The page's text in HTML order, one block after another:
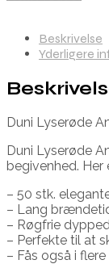
Beskrivelse
Yderligere
Duni Lyserøde
Duni Lyserøde
begivenhed. Her
– 50 stk.
– Lang
– Røgfrie
– Perfekte til at
– Fås også i